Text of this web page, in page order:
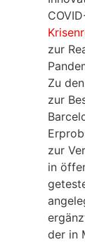
zur
Zu
zur
zur
in
der in